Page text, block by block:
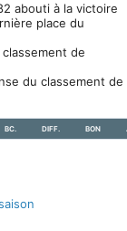
abouti à la victoire
place du
de
du classement de
BC. DIFF. BON